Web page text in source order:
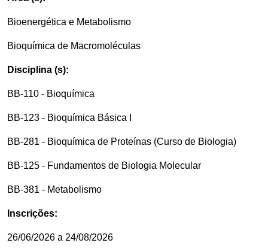
Bioenergética e Metabolismo
Bioquímica de Macromoléculas
Disciplina (s):
BB-110 - Bioquímica
BB-123 - Bioquímica Básica I
BB-281 - Bioquímica de Proteínas (Curso de Biologia)
BB-125 - Fundamentos de Biologia Molecular
BB-381 - Metabolismo
Inscrições:
26/06/2026 a 24/08/2026